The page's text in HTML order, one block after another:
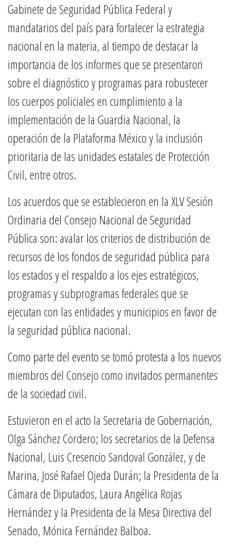
Gabinete de Seguridad Pública Federal y
mandatarios del país para fortalecer la estrategia
nacional en la materia, al tiempo de destacar la
importancia de los informes que se presentaron
sobre el diagnóstico y programas para robustecer
los cuerpos policiales en cumplimiento a la
implementación de la Guardia Nacional, la
operación de la Plataforma México y la inclusión
prioritaria de las unidades estatales de Protección
Civil, entre otros.
Los acuerdos que se establecieron en la XLV Sesión
Ordinaria del Consejo Nacional de Seguridad
Pública son: avalar los criterios de distribución de
recursos de los fondos de seguridad pública para
los estados y el respaldo a los ejes estratégicos,
programas y subprogramas federales que se
ejecutan con las entidades y municipios en favor de
la seguridad pública nacional.
Como parte del evento se tomó protesta a los nuevos
miembros del Consejo como invitados permanentes
de la sociedad civil.
Estuvieron en el acto la Secretaria de Gobernación,
Olga Sánchez Cordero; los secretarios de la Defensa
Nacional, Luis Cresencio Sandoval González, y de
Marina, José Rafael Ojeda Durán; la Presidenta de la
Cámara de Diputados, Laura Angélica Rojas
Hernández y la Presidenta de la Mesa Directiva del
Senado, Mónica Fernández Balboa.